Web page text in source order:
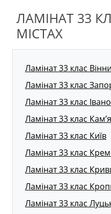
ЛАМІНАТ 33
МІСТАХ
Ламінат 33 клас
Ламінат 33 клас
Ламінат 33 клас
Ламінат 33 клас
Ламінат 33 клас Київ
Ламінат 33 клас
Ламінат 33 клас
Ламінат 33 клас
Ламінат 33 клас